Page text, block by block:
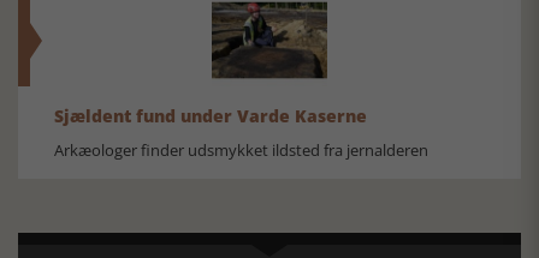
Sjældent fund under Varde Kaserne
Arkæologer finder udsmykket ildsted fra jernalderen